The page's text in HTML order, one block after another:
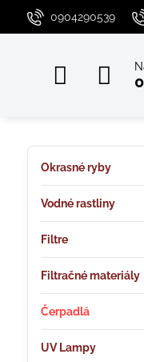
0904290539
Okrasné ryby
Vodné rastliny
Filtre
Filtračné materiály
Čerpadlá
UV Lampy